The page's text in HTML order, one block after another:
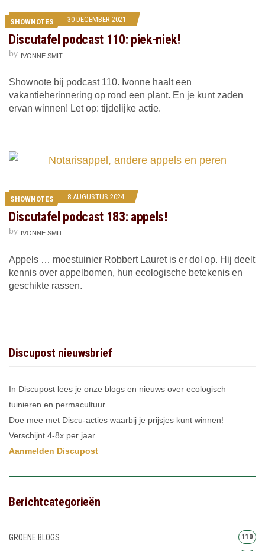
SHOWNOTES 30 DECEMBER 2021
Discutafel podcast 110: piek-niek!
by IVONNE SMIT
Shownote bij podcast 110. Ivonne haalt een
vakantieherinnering op rond een plant. En je kunt zaden
ervan winnen! Let op: tijdelijke actie.
SHOWNOTES 8 AUGUSTUS 2024
Discutafel podcast 183: appels!
by IVONNE SMIT
Appels … moestuinier Robbert Lauret is er dol op. Hij deelt
kennis over appelbomen, hun ecologische betekenis en
geschikte rassen.
Discupost nieuwsbrief
In Discupost lees je onze blogs en nieuws over ecologisch
tuinieren en permacultuur.
Doe mee met Discu-acties waarbij je prijsjes kunt winnen!
Verschijnt 4-8x per jaar.
Aanmelden Discupost
Berichtcategorieën
GROENE BLOGS 110